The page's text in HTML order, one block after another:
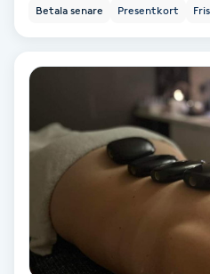
Luggklippning
Läpptatuering
Manikyr & Pedikyr
Betala senare Presentkort